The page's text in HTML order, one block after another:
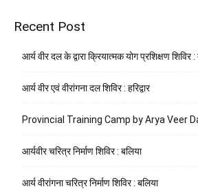
Recent Post
आर्य वीर दल के द्वारा क्रियात्मक योग प्रशिक्षण शिविर
आर्य वीर एवं वीरांगना दल शिविर : हरिद्वार
Provincial Training Camp by Arya Veer
आर्यवीर चरित्र निर्माण शिविर : बलिया
आर्य वीरांगना चरित्र निर्माण शिविर : बलिया